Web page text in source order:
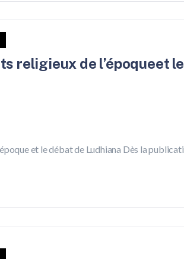
religieux de l’époqueet
et le débat de Ludhiana Dès la